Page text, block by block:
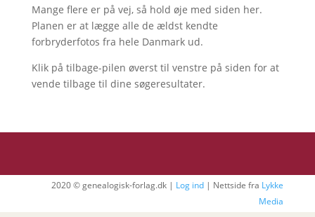
Mange flere er på vej, så hold øje med siden her.
Planen er at lægge alle de ældst kendte
forbryderfotos fra hele Danmark ud.
Klik på tilbage-pilen øverst til venstre på siden for at
vende tilbage til dine søgeresultater.
2020 © genealogisk-forlag.dk | Log ind | Nettside fra Lykke
Media